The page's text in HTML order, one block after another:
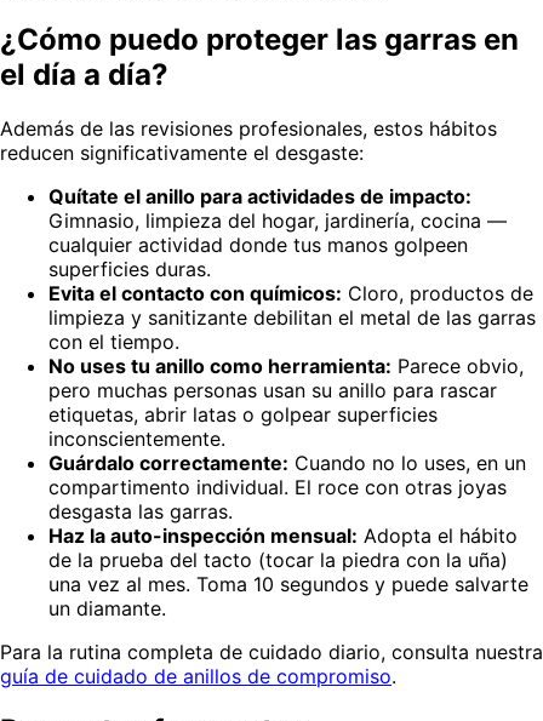
¿Cómo puedo proteger las garras en
el día a día?
Además de las revisiones profesionales, estos hábitos
reducen significativamente el desgaste:
Quítate el anillo para actividades de impacto:
Gimnasio, limpieza del hogar, jardinería, cocina —
cualquier actividad donde tus manos golpeen
superficies duras.
Evita el contacto con químicos: Cloro, productos de
limpieza y sanitizante debilitan el metal de las garras
con el tiempo.
No uses tu anillo como herramienta: Parece obvio,
pero muchas personas usan su anillo para rascar
etiquetas, abrir latas o golpear superficies
inconscientemente.
Guárdalo correctamente: Cuando no lo uses, en un
compartimento individual. El roce con otras joyas
desgasta las garras.
Haz la auto-inspección mensual: Adopta el hábito
de la prueba del tacto (tocar la piedra con la uña)
una vez al mes. Toma 10 segundos y puede salvarte
un diamante.
Para la rutina completa de cuidado diario, consulta nuestra
guía de cuidado de anillos de compromiso.